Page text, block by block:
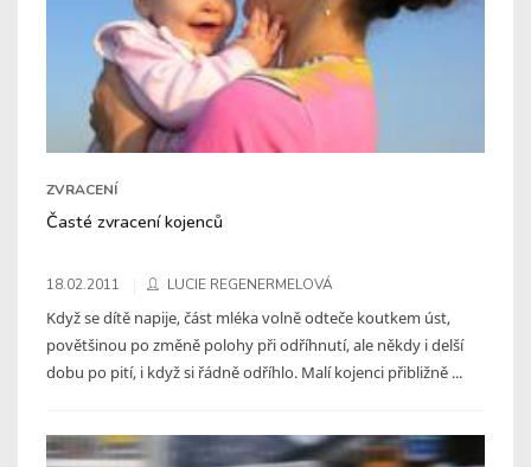
ZVRACENÍ
Časté zvracení kojenců
18.02.2011 LUCIE REGENERMELOVÁ
Když se dítě napije, část mléka volně odteče koutkem úst,
povětšinou po změně polohy při odříhnutí, ale někdy i delší
dobu po pití, i když si řádně odříhlo. Malí kojenci přibližně ...